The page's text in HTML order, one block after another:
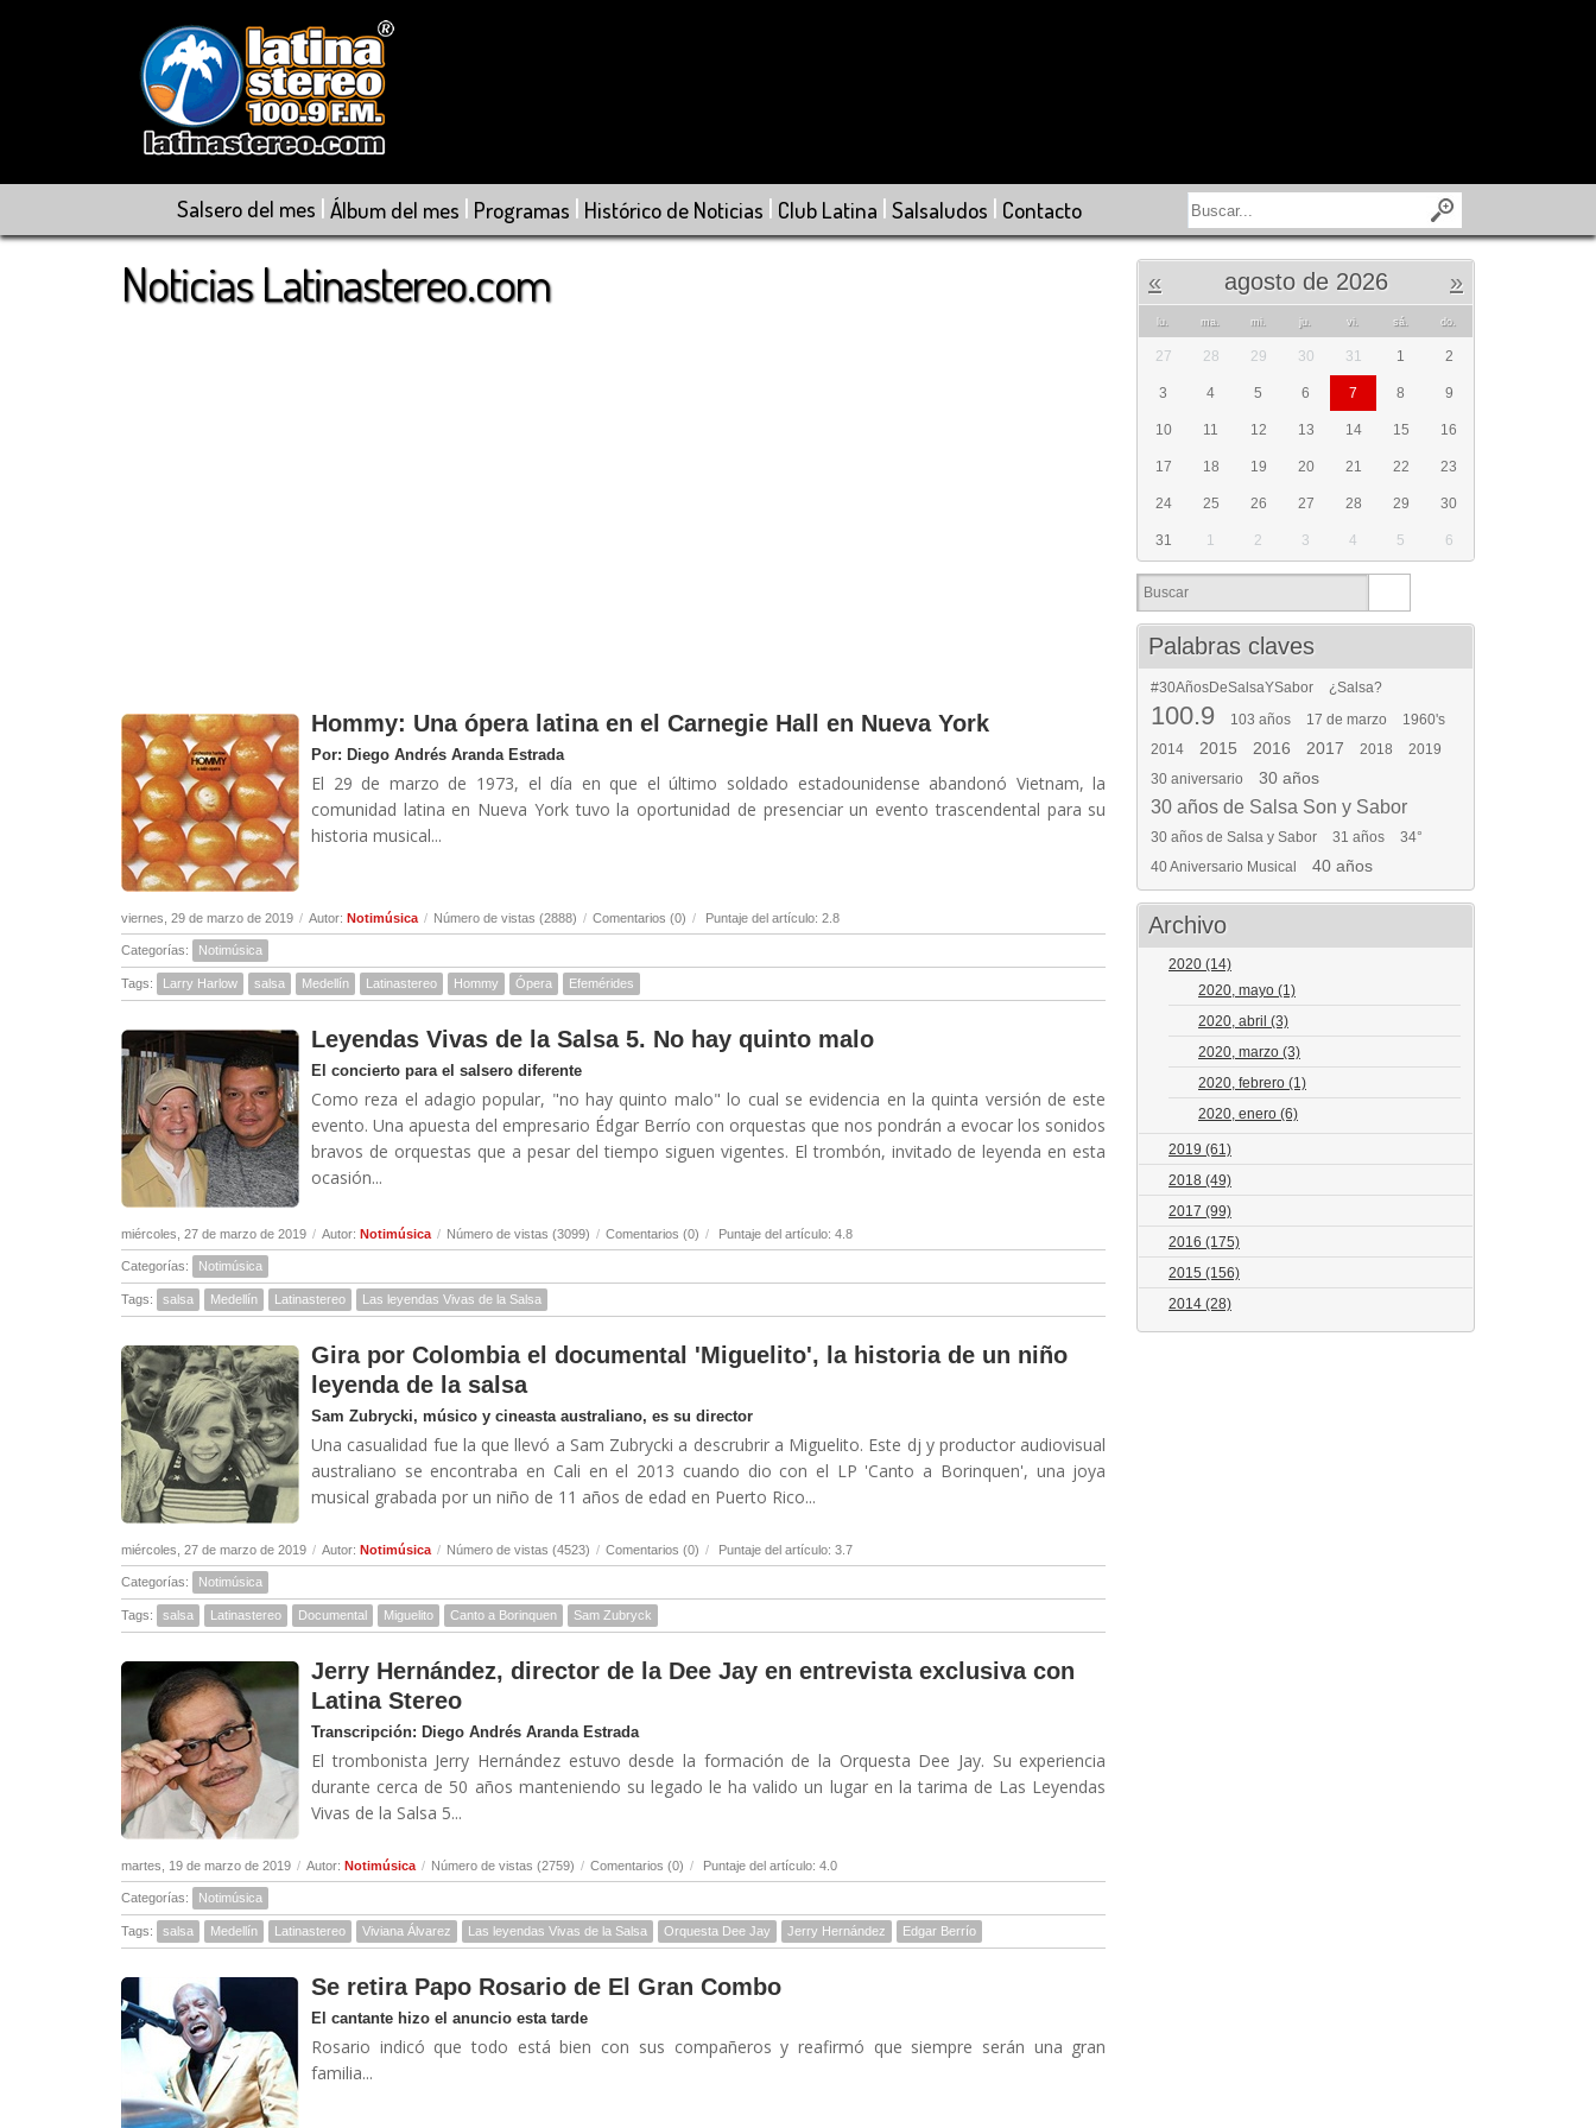
Salsero del mes | Álbum del mes | Programas | Histórico de Noticias | Club Latina | Salsaludos | Contacto
Noticias Latinastereo.com
Hommy: Una ópera latina en el Carnegie Hall en Nueva York
Por: Diego Andrés Aranda Estrada
El 29 de marzo de 1973, el día en que el último soldado estadounidense abandonó Vietnam, la
comunidad latina en Nueva York tuvo la oportunidad de presenciar un evento trascendental para su
historia musical...
viernes, 29 de marzo de 2019 / Autor: Notimúsica / Número de vistas (2888) / Comentarios (0) / Puntaje del artículo: 2.8
Categorías: Notimúsica
Tags: Larry Harlow salsa Medellín Latinastereo Hommy Ópera Efemérides
Leyendas Vivas de la Salsa 5. No hay quinto malo
El concierto para el salsero diferente
Como reza el adagio popular, "no hay quinto malo" lo cual se evidencia en la quinta versión de este
evento. Una apuesta del empresario Édgar Berrío con orquestas que nos pondrán a evocar los sonidos
bravos de orquestas que a pesar del tiempo siguen vigentes. El trombón, invitado de leyenda en esta
ocasión...
miércoles, 27 de marzo de 2019 / Autor: Notimúsica / Número de vistas (3099) / Comentarios (0) / Puntaje del artículo: 4.8
Categorías: Notimúsica
Tags: salsa Medellín Latinastereo Las leyendas Vivas de la Salsa
Gira por Colombia el documental 'Miguelito', la historia de un niño
leyenda de la salsa
Sam Zubrycki, músico y cineasta australiano, es su director
Una casualidad fue la que llevó a Sam Zubrycki a descrubrir a Miguelito. Este dj y productor audiovisual
australiano se encontraba en Cali en el 2013 cuando dio con el LP 'Canto a Borinquen', una joya
musical grabada por un niño de 11 años de edad en Puerto Rico...
miércoles, 27 de marzo de 2019 / Autor: Notimúsica / Número de vistas (4523) / Comentarios (0) / Puntaje del artículo: 3.7
Categorías: Notimúsica
Tags: salsa Latinastereo Documental Miguelito Canto a Borinquen Sam Zubryck
Jerry Hernández, director de la Dee Jay en entrevista exclusiva con
Latina Stereo
Transcripción: Diego Andrés Aranda Estrada
El trombonista Jerry Hernández estuvo desde la formación de la Orquesta Dee Jay. Su experiencia
durante cerca de 50 años manteniendo su legado le ha valido un lugar en la tarima de Las Leyendas
Vivas de la Salsa 5...
martes, 19 de marzo de 2019 / Autor: Notimúsica / Número de vistas (2759) / Comentarios (0) / Puntaje del artículo: 4.0
Categorías: Notimúsica
Tags: salsa Medellín Latinastereo Viviana Álvarez Las leyendas Vivas de la Salsa Orquesta Dee Jay Jerry Hernández Edgar Berrío
Se retira Papo Rosario de El Gran Combo
El cantante hizo el anuncio esta tarde
Rosario indicó que todo está bien con sus compañeros y reafirmó que siempre serán una gran
familia...
« agosto de 2026 »
lu. ma. mi. ju. vi. sá. do.
27 28 29 30 31 1 2
3 4 5 6 7 8 9
10 11 12 13 14 15 16
17 18 19 20 21 22 23
24 25 26 27 28 29 30
31 1 2 3 4 5 6
Palabras claves
#30AñosDeSalsaYSabor ¿Salsa?
100.9 103 años 17 de marzo
1960's
2014
2015 2016 2017 2018
2019
30 aniversario
30 años
30 años de Salsa Son y Sabor
30 años de Salsa y Sabor 31 años
34°
40 Aniversario Musical
40 años
Archivo
2020 (14)
2020, mayo (1)
2020, abril (3)
2020, marzo (3)
2020, febrero (1)
2020, enero (6)
2019 (61)
2018 (49)
2017 (99)
2016 (175)
2015 (156)
2014 (28)